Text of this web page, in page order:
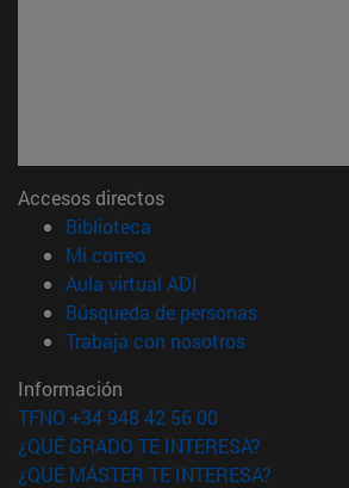
Accesos directos
Biblioteca
Mi correo(abre en nueva ventana)
Aula virtual ADI
Búsqueda de personas(abre en
Trabaja con nosotros(abre en
Información
TFNO +34 948 42 56 00
¿QUÉ GRADO TE INTERESA?
¿QUÉ MÁSTER TE INTERESA?